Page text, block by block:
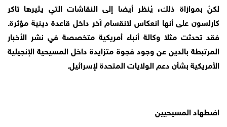
لكنْ بموازاة ذلك، يُنظر أيضا إلى النقاشات التي يثيرها تاكر
كارلسون على أنها انعكاس لانقسام آخر داخل قاعدة دينية مؤثرة.
فقد تحدثت مثلا وكالة أنباء أمريكية متخصصة في نشر الأخبار
المرتبطة بالدين عن وجود فجوة متزايدة داخل المسيحية الإنجيلية
الأمريكية بشأن دعم الولايات المتحدة لإسرائيل.
اضطهاد المسيحيين